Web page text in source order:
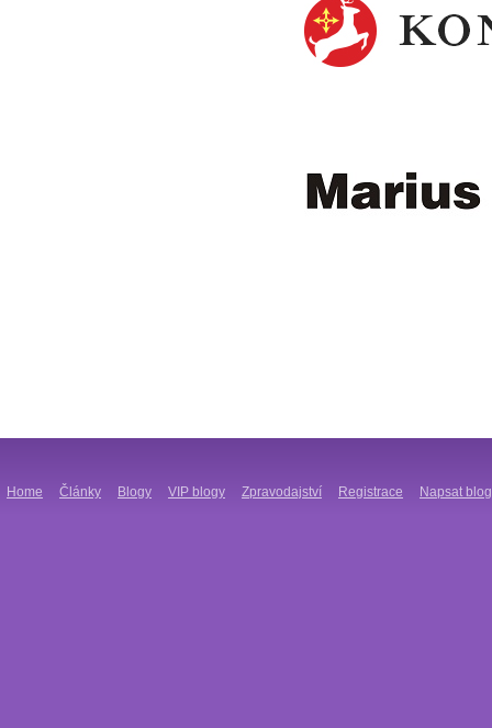
Home Články Blogy VIP blogy Zpravodajství Registrace Napsat blog